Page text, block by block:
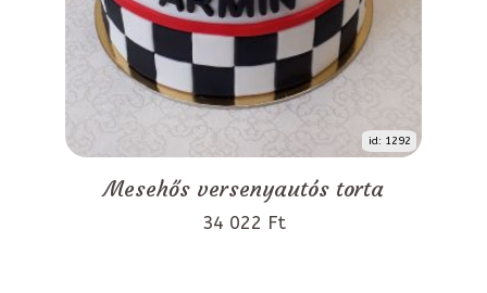
id: 1292
Mesehős versenyautós torta
34 022 Ft